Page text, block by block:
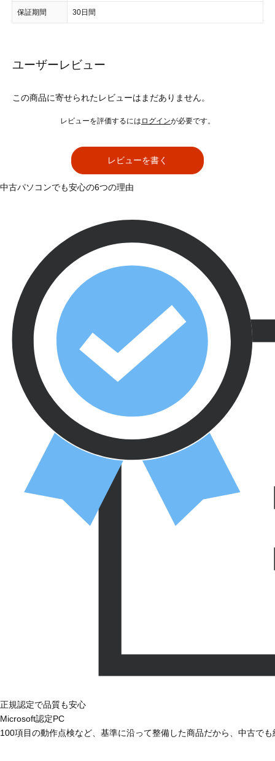
保証期間 30日間
ユーザーレビュー
この商品に寄せられたレビューはまだありません。
レビューを評価するには ログインが必要です。
レビューを書く
中古パソコンでも安心の6つの理由
正規認定で品質も安心
Microsoft認定PC
100項目の動作点検など、基準に沿って整備した商品だから、中古で